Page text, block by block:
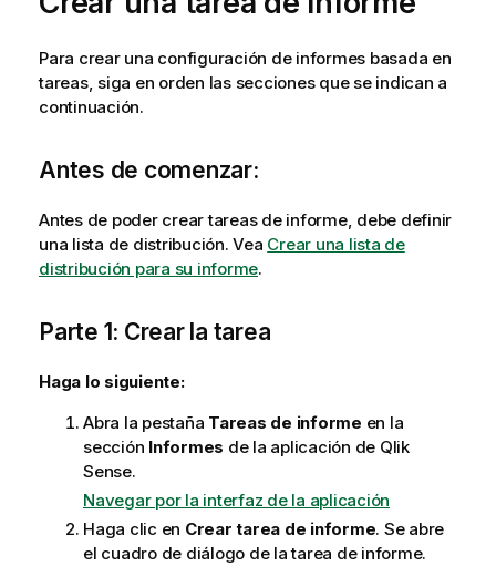
Para crear una configuración de informes basada en
tareas, siga en orden las secciones que se indican a
continuación.
Antes de comenzar:
Antes de poder crear tareas de informe, debe definir
una lista de distribución. Vea Crear una lista de
distribución para su informe.
Parte 1: Crear la tarea
Haga lo siguiente:
Abra la pestaña Tareas de informe en la
sección Informes de la aplicación de Qlik
Sense.
Navegar por la interfaz de la aplicación
Haga clic en Crear tarea de informe. Se abre
el cuadro de diálogo de la tarea de informe.